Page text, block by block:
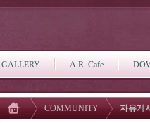
GALLERY A.R. Cafe
COMMUNITY 자유게